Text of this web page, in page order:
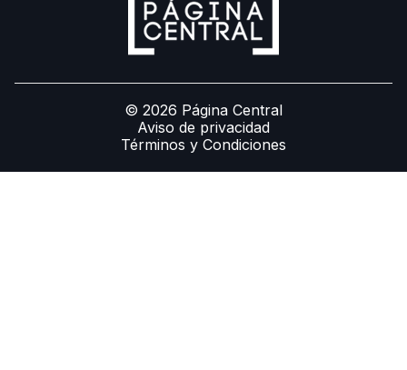
© 2026 Página Central
Aviso de privacidad
Términos y Condiciones